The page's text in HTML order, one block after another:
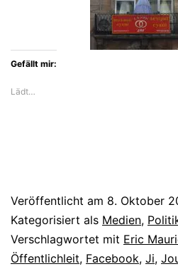
Gefällt mir:
Lädt…
Veröffentlicht am 8. Oktober
Kategorisiert als Medien,
Verschlagwortet mit Eric
Öffentlichleit, Facebook, Ji,